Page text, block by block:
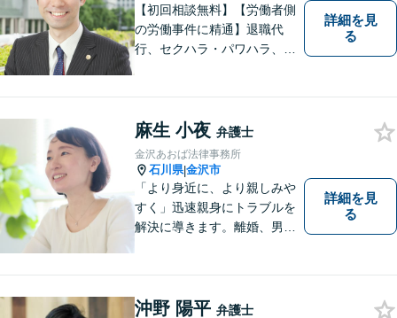
【初回相談無料】【労働者側
の労働事件に精通】退職代
行、セクハラ・パワハラ、労
ルも対応可能【メール相談／
ビデオ面談可】【土曜日も対
応】
詳細を見
る
麻生 小夜 弁護士
金沢あおば法律事務所
石川県|金沢市
「より身近に、より親しみや
すく」迅速親身にトラブルを
解決に導きます。離婚、男女
にご相談ください。
詳細を見
る
沖野 陽平 弁護士